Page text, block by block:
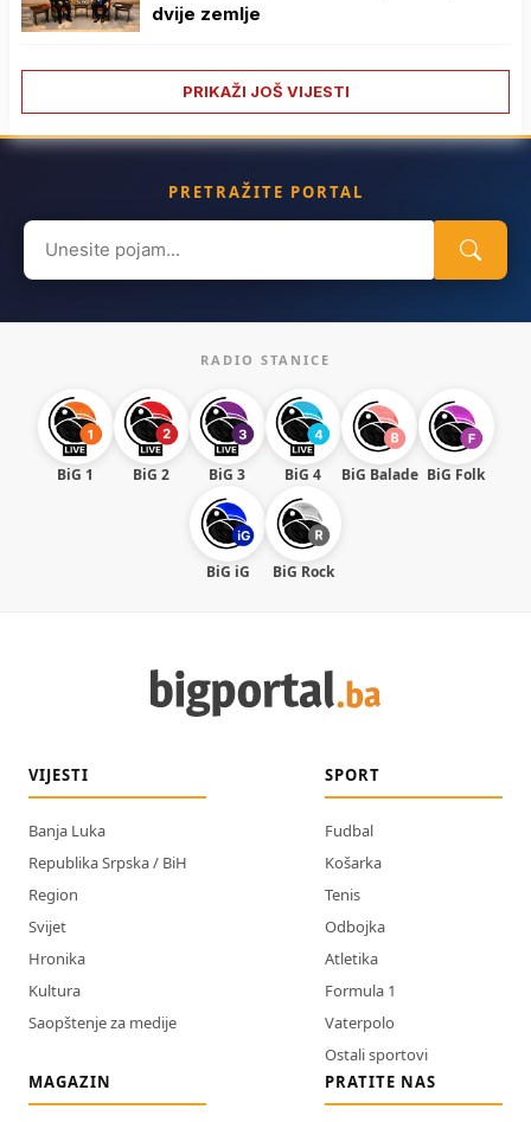
dvije zemlje
PRIKAŽI JOŠ VIJESTI
PRETRAŽITE PORTAL
Search
for:
RADIO STANICE
BiG 1 BiG 2 BiG 3 BiG 4 BiG Balade BiG Folk
BiG iG BiG Rock
VIJESTI
Banja Luka
Republika Srpska / BiH
Region
Svijet
Hronika
Kultura
Saopštenje za medije
SPORT
Fudbal
Košarka
Tenis
Odbojka
Atletika
Formula 1
Vaterpolo
Ostali sportovi
MAGAZIN
PRATITE NAS